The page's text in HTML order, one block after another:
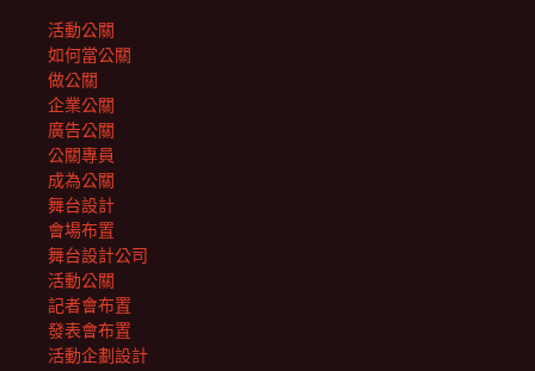
活動公關
如何當公關
做公關
企業公關
廣告公關
公關專員
成為公關
舞台設計
會場布置
舞台設計公司
活動公關
記者會布置
發表會布置
活動企劃設計